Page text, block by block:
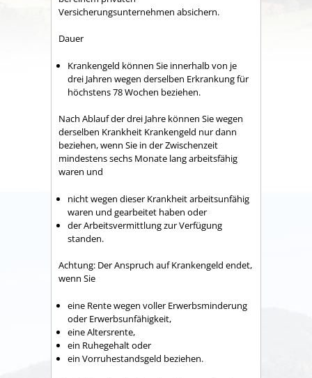
Versicherungsunternehmen absichern.
Dauer
Krankengeld können Sie innerhalb von je
drei Jahren wegen derselben Erkrankung für
höchstens 78 Wochen beziehen.
Nach Ablauf der drei Jahre können Sie wegen
derselben Krankheit Krankengeld nur dann
beziehen, wenn Sie in der Zwischenzeit
mindestens sechs Monate lang arbeitsfähig
waren und
nicht wegen dieser Krankheit arbeitsunfähig
waren und gearbeitet haben oder
der Arbeitsvermittlung zur Verfügung
standen.
Achtung: Der Anspruch auf Krankengeld endet,
wenn Sie
eine Rente wegen voller Erwerbsminderung
oder Erwerbsunfähigkeit,
eine Altersrente,
ein Ruhegehalt oder
ein Vorruhestandsgeld beziehen.